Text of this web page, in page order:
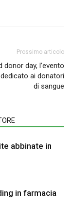
Prossimo articolo
donor day, l’evento
ai donatori
di sangue
abbinate in
in farmacia